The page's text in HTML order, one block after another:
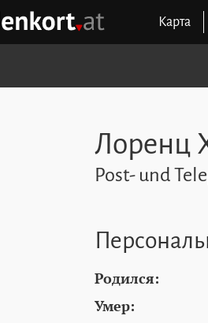
- ГЛАВНАЯ
Карта
Лоренц
Post- und
Родился:
Умер: